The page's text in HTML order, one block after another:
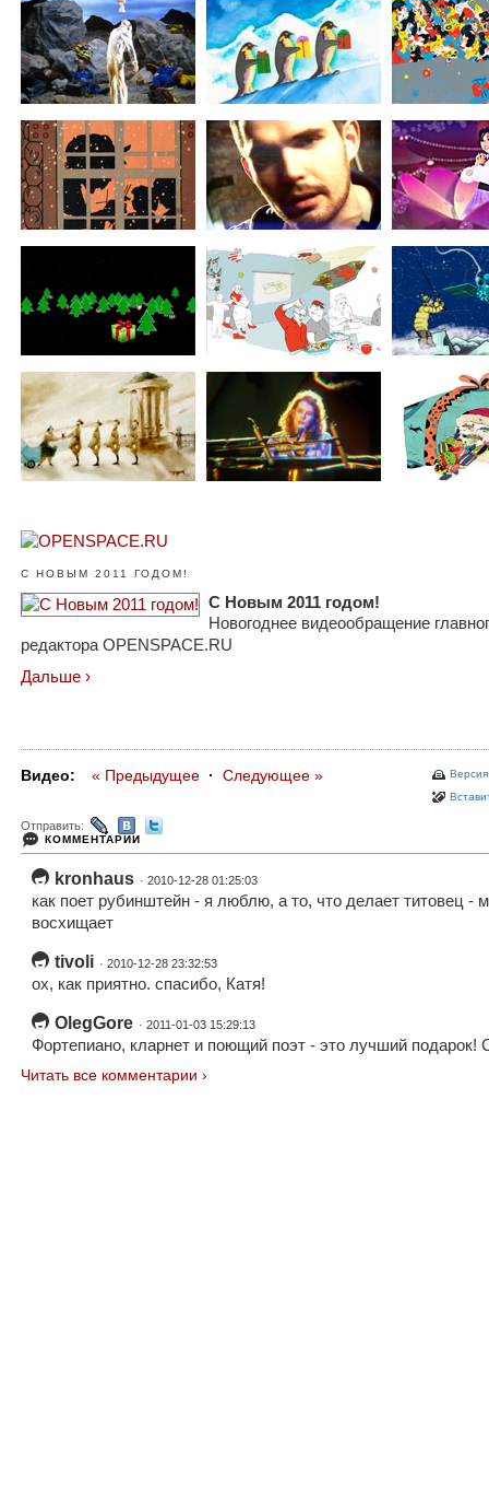
С НОВЫМ 2011 ГОДОМ!
С Новым 2011 годом!
Новогоднее видеообращение
редактора OPENSPACE.RU
Дальше ›
Отправить:
Видео: « Предыдущее · Следующее »
КОММЕНТАРИИ
kronhaus · 2010-12-28 01:25:03
как поет рубинштейн - я люблю, а то, что делает титовец -
восхищает
tivoli · 2010-12-28 23:32:53
ох, как приятно. спасибо, Катя!
OlegGore · 2011-01-03 15:29:13
Фортепиано, кларнет и поющий поэт - это лучший подарок!
Читать все комментарии ›